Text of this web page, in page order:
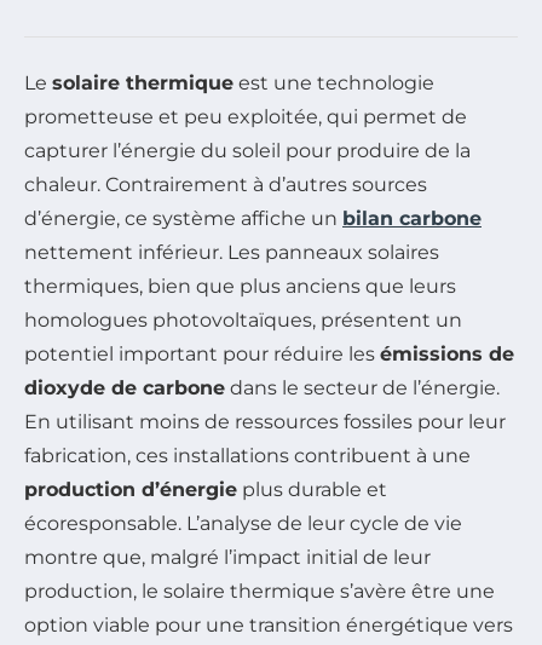
Le solaire thermique est une technologie
prometteuse et peu exploitée, qui permet de
capturer l’énergie du soleil pour produire de la
chaleur. Contrairement à d’autres sources
d’énergie, ce système affiche un bilan carbone
nettement inférieur. Les panneaux solaires
thermiques, bien que plus anciens que leurs
homologues photovoltaïques, présentent un
potentiel important pour réduire les émissions de
dioxyde de carbone dans le secteur de l’énergie.
En utilisant moins de ressources fossiles pour leur
fabrication, ces installations contribuent à une
production d’énergie plus durable et
écoresponsable. L’analyse de leur cycle de vie
montre que, malgré l’impact initial de leur
production, le solaire thermique s’avère être une
option viable pour une transition énergétique vers